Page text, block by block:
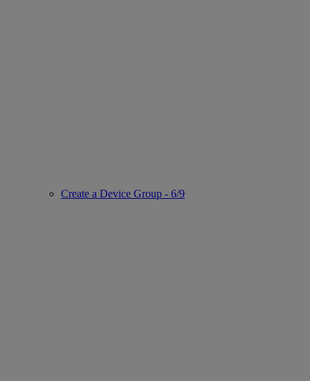
Create a Device Group - 6/9